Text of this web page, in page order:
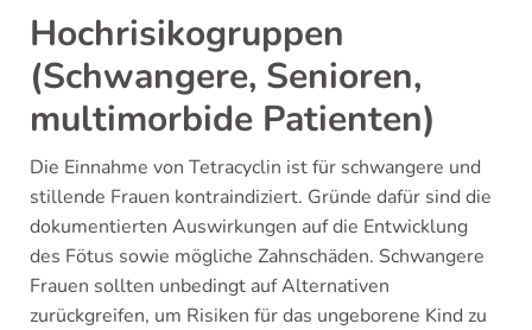
Hochrisikogruppen
(Schwangere, Senioren,
multimorbide Patienten)
Die Einnahme von Tetracyclin ist für schwangere und
stillende Frauen kontraindiziert. Gründe dafür sind die
dokumentierten Auswirkungen auf die Entwicklung
des Fötus sowie mögliche Zahnschäden. Schwangere
Frauen sollten unbedingt auf Alternativen
zurückgreifen, um Risiken für das ungeborene Kind zu